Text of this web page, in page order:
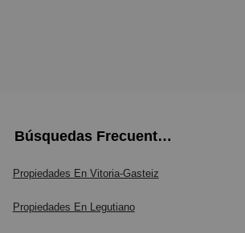
Búsquedas Frecuentes
Propiedades En Vitoria-Gasteiz
Propiedades En Legutiano